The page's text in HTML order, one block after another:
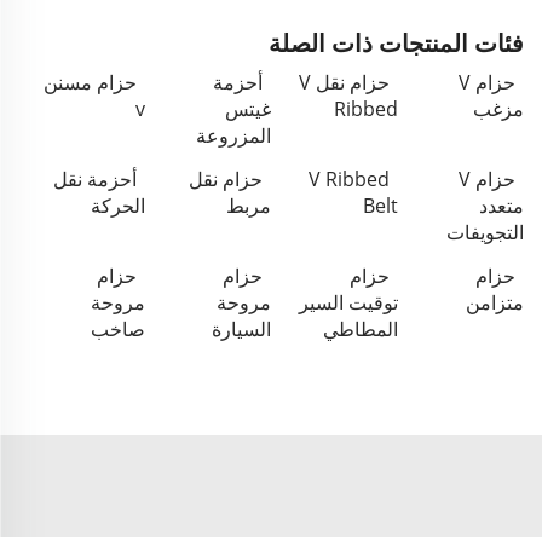
فئات المنتجات ذات الصلة
حزام V
مزغب
حزام نقل V
Ribbed
أحزمة
غيتس
المزروعة
حزام مسنن
v
حزام V
متعدد
التجويفات
V Ribbed
Belt
حزام نقل
مربط
أحزمة نقل
الحركة
حزام
متزامن
حزام
توقيت السير
المطاطي
حزام
مروحة
السيارة
حزام
مروحة
صاخب